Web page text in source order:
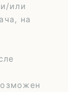
или
на